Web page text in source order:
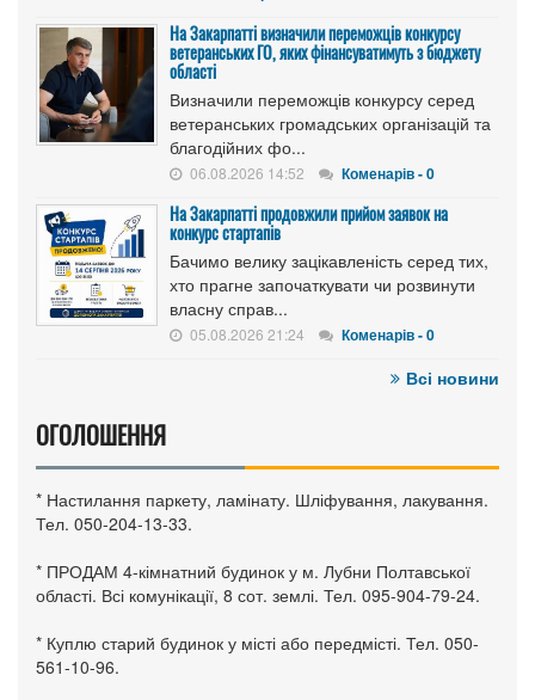
На Закарпатті визначили переможців конкурсу
ветеранських ГО, яких фінансуватимуть з бюджету
області
Визначили переможців конкурсу серед
ветеранських громадських організацій та
благодійних фо...
06.08.2026 14:52 Коменарів - 0
На Закарпатті продовжили прийом заявок на
конкурс стартапів
Бачимо велику зацікавленість серед тих,
хто прагне започаткувати чи розвинути
власну справ...
05.08.2026 21:24 Коменарів - 0
Всі новини
ОГОЛОШЕННЯ
* Настилання паркету, ламінату. Шліфування, лакування.
Тел. 050-204-13-33.
* ПРОДАМ 4-кімнатний будинок у м. Лубни Полтавської
області. Всі комунікації, 8 сот. землі. Тел. 095-904-79-24.
* Куплю старий будинок у місті або передмісті. Тел. 050-
561-10-96.